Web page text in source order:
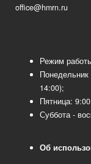
office@hmrn.ru
Режим
14:00);
Пятница:
Суббота -
Об